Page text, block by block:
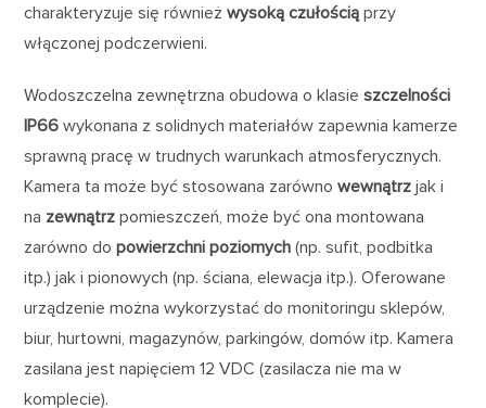
charakteryzuje się równieżwysoką czułością przy
włączonej podczerwieni.
Wodoszczelna zewnętrzna obudowa o klasieszczelności
IP66 wykonana z solidnych materiałów zapewnia kamerze
sprawną pracę w trudnych warunkach atmosferycznych.
Kamera ta może być stosowana zarównowewnątrz jak i
na zewnątrz pomieszczeń, może być ona montowana
zarówno do powierzchni poziomych (np. sufit, podbitka
itp.) jak i pionowych (np. ściana, elewacja itp.). Oferowane
urządzenie można wykorzystać do monitoringu sklepów,
biur, hurtowni, magazynów, parkingów, domów itp. Kamera
zasilana jest napięciem 12 VDC (zasilacza nie ma w
komplecie).